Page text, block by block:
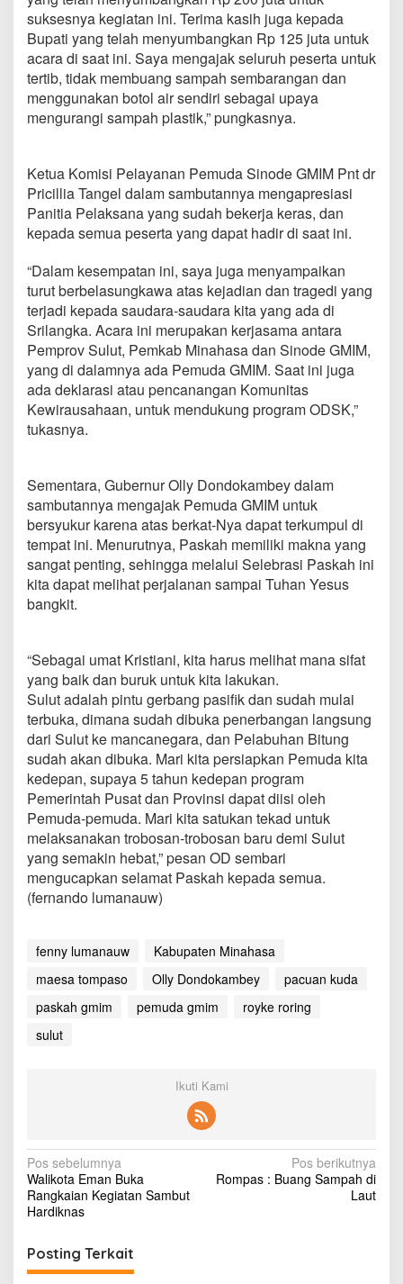
suksesnya kegiatan ini. Terima kasih juga kepada
Bupati yang telah menyumbangkan Rp 125 juta untuk
acara di saat ini. Saya mengajak seluruh peserta untuk
tertib, tidak membuang sampah sembarangan dan
menggunakan botol air sendiri sebagai upaya
mengurangi sampah plastik,” pungkasnya.
Ketua Komisi Pelayanan Pemuda Sinode GMIM Pnt dr
Pricillia Tangel dalam sambutannya mengapresiasi
Panitia Pelaksana yang sudah bekerja keras, dan
kepada semua peserta yang dapat hadir di saat ini.
“Dalam kesempatan ini, saya juga menyampaikan
turut berbelasungkawa atas kejadian dan tragedi yang
terjadi kepada saudara-saudara kita yang ada di
Srilangka. Acara ini merupakan kerjasama antara
Pemprov Sulut, Pemkab Minahasa dan Sinode GMIM,
yang di dalamnya ada Pemuda GMIM. Saat ini juga
ada deklarasi atau pencanangan Komunitas
Kewirausahaan, untuk mendukung program ODSK,”
tukasnya.
Sementara, Gubernur Olly Dondokambey dalam
sambutannya mengajak Pemuda GMIM untuk
bersyukur karena atas berkat-Nya dapat terkumpul di
tempat ini. Menurutnya, Paskah memiliki makna yang
sangat penting, sehingga melalui Selebrasi Paskah ini
kita dapat melihat perjalanan sampai Tuhan Yesus
bangkit.
“Sebagai umat Kristiani, kita harus melihat mana sifat
yang baik dan buruk untuk kita lakukan.
Sulut adalah pintu gerbang pasifik dan sudah mulai
terbuka, dimana sudah dibuka penerbangan langsung
dari Sulut ke mancanegara, dan Pelabuhan Bitung
sudah akan dibuka. Mari kita persiapkan Pemuda kita
kedepan, supaya 5 tahun kedepan program
Pemerintah Pusat dan Provinsi dapat diisi oleh
Pemuda-pemuda. Mari kita satukan tekad untuk
melaksanakan trobosan-trobosan baru demi Sulut
yang semakin hebat,” pesan OD sembari
mengucapkan selamat Paskah kepada semua.
(fernando lumanauw)
fenny lumanauw
Kabupaten Minahasa
maesa tompaso
Olly Dondokambey
pacuan kuda
paskah gmim
pemuda gmim
royke roring
sulut
Ikuti Kami
N
a
v
i
g
Pos sebelumnya
Walikota Eman Buka
Rangkaian Kegiatan Sambut
Hardiknas
Pos berikutnya
Rompas : Buang Sampah di
Laut
Posting Terkait